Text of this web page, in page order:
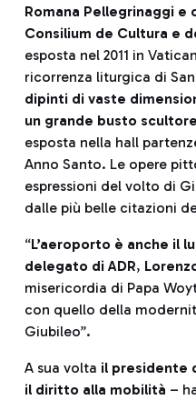
Romana Pellegrinaggi
Consilium de Cultura e
esposta nel 2011 in
ricorrenza liturgica di
dipinti di vaste
un grande busto
esposta nella hall
Anno Santo. Le opere
espressioni del volto di
dalle più belle citazioni
“L’aeroporto è anche il
delegato di ADR,
misericordia di Papa
con quello della
Giubileo”.
A sua volta il presidente
il diritto alla mobilità –